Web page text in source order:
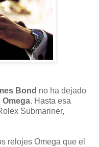
Bond no ha dejado
Omega. Hasta esa
Submariner,
relojes Omega que el